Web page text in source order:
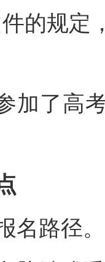
件的规
了高考
路径。